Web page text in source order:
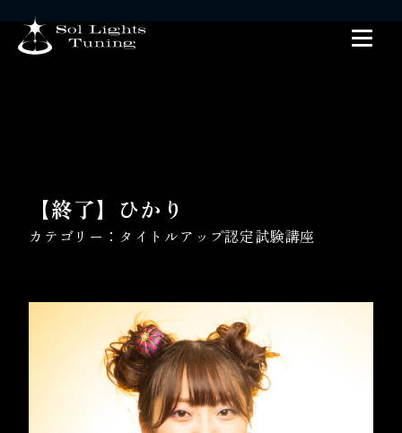
【終了】ひかり
カテゴリー： タイトルアップ認定試験講座